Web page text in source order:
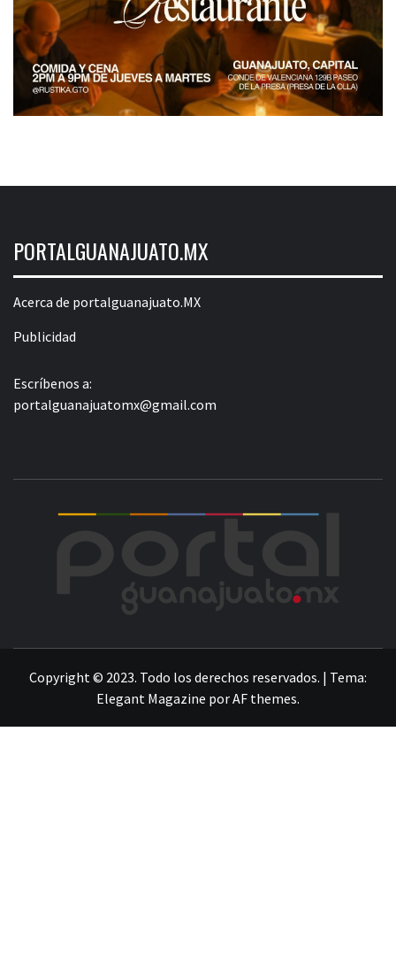
PORTALGUANAJUATO.MX
Acerca de portalguanajuato.MX
Publicidad
Escríbenos a:
portalguanajuatomx@gmail.com
Copyright © 2023. Todo los derechos reservados. | Tema:
Elegant Magazine porAF themes.